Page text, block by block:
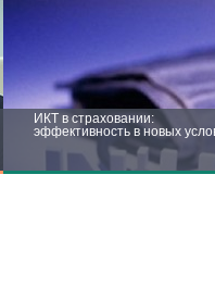
ИКТ в страховании:
эффективность в новых